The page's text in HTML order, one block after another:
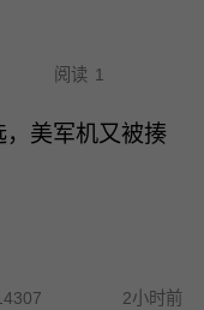
阅读 1
美军机又被揍
2小时前